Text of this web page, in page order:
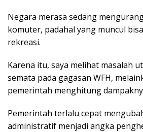
Negara merasa sedang
komuter, padahal yang muncul
rekreasi.
Karena itu, saya melihat masalah
semata pada gagasan WFH,
pemerintah menghitung
Pemerintah terlalu cepat
administratif menjadi angka